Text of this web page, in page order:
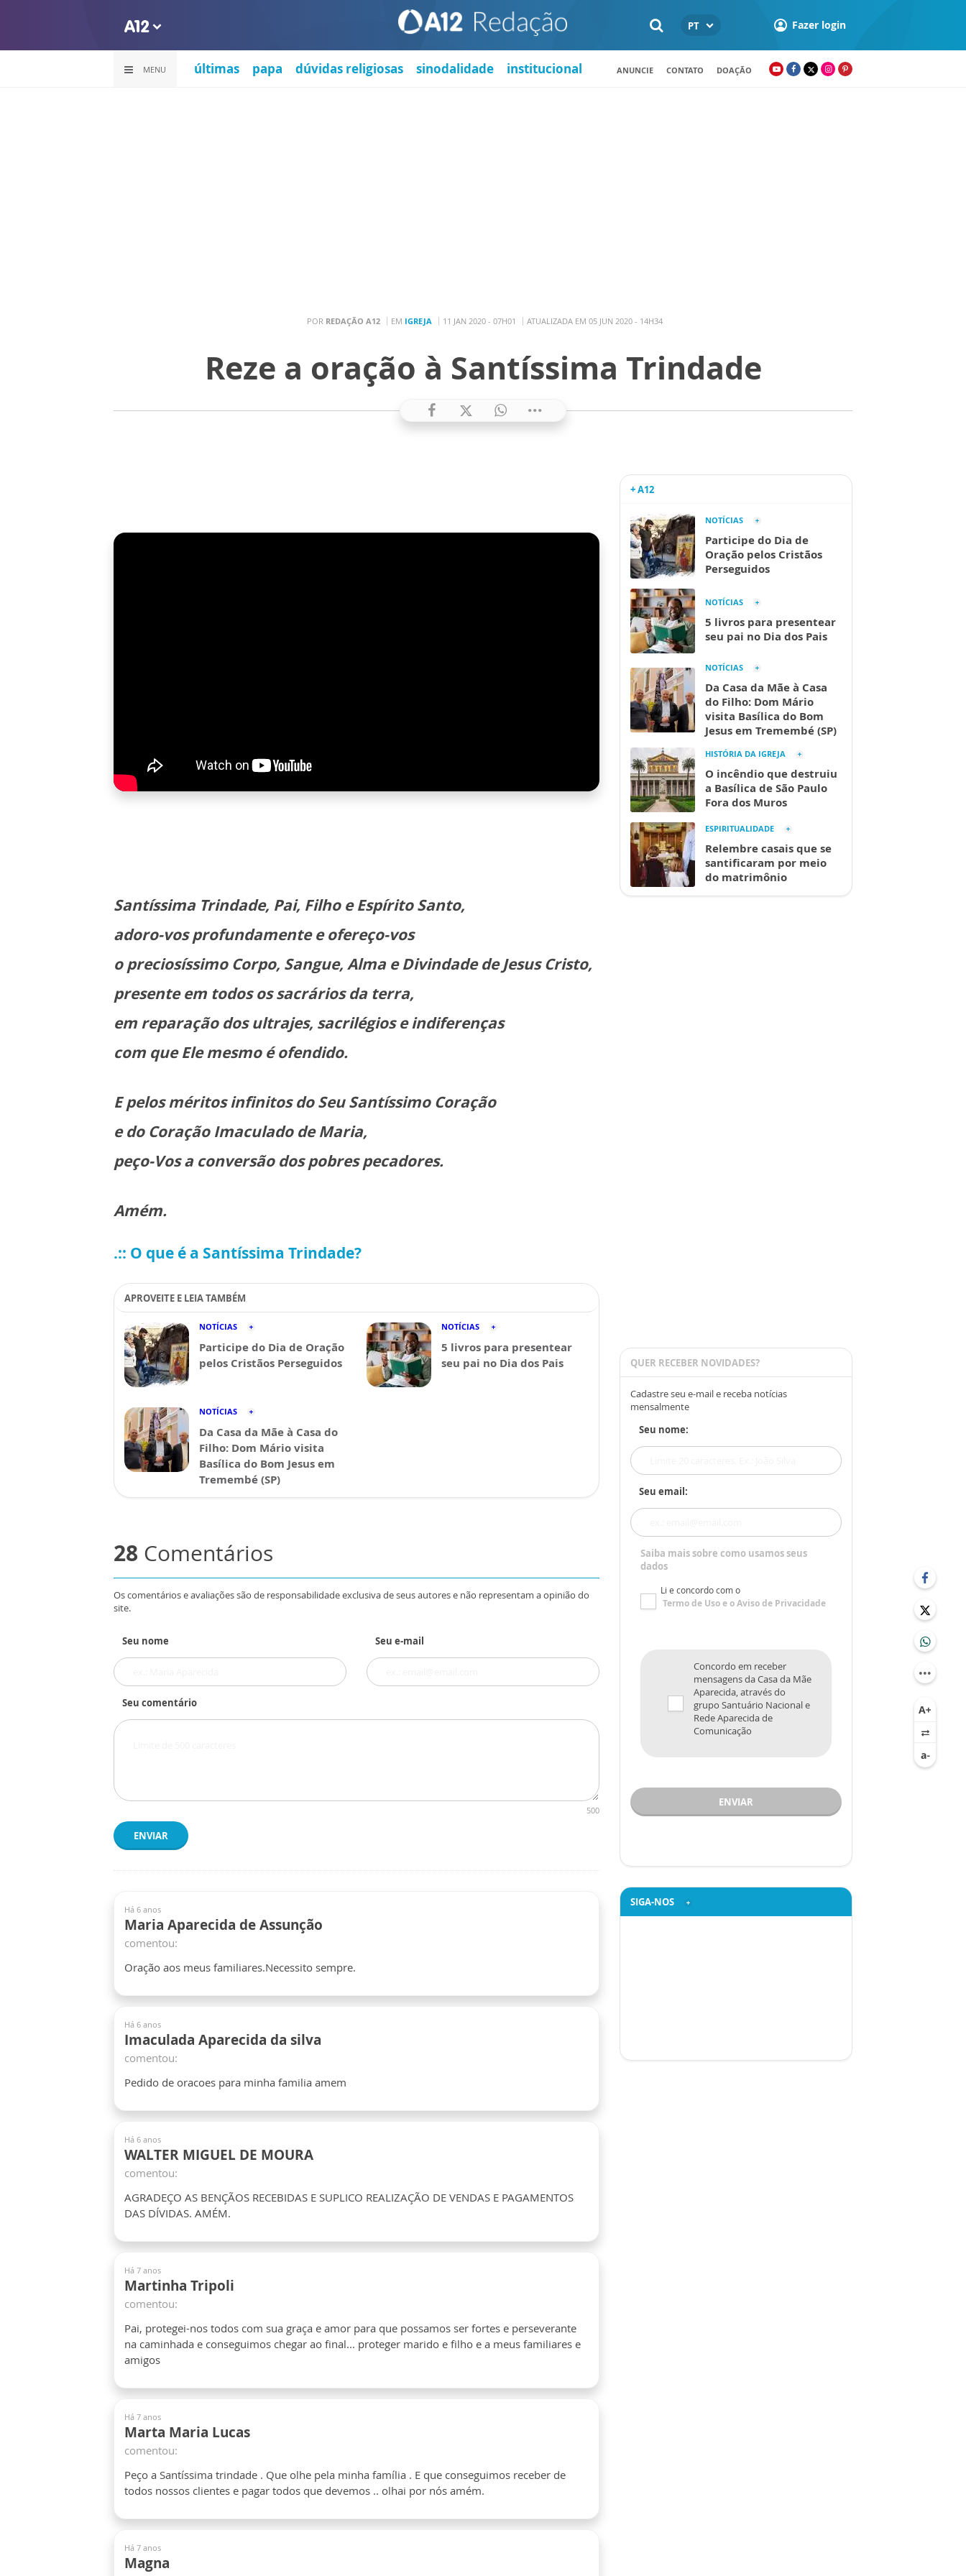
PT Fazer login
MENU últimas papa dúvidas religiosas sinodalidade institucional ANUNCIE CONTATO DOAÇÃO
POR REDAÇÃO A12 EM IGREJA 11 JAN 2020 - 07H01 ATUALIZADA EM 05 JUN 2020 - 14H34
Reze a oração à Santíssima Trindade
Santíssima Trindade, Pai, Filho e Espírito Santo,
adoro-vos profundamentee ofereço-vos
o preciosíssimo Corpo, Sangue, Alma e Divindade de Jesus Cristo,
presente em todos os sacrários da terra,
em reparação dos ultrajes, sacrilégios e indiferenças
com que Ele mesmo é ofendido.
E pelos méritos infinitos do Seu Santíssimo Coração
e do Coração Imaculado de Maria,
peço-Vos a conversão dos pobres pecadores.
Amém.
.:: O que é a Santíssima Trindade?
APROVEITE E LEIA TAMBÉM
NOTÍCIAS
Participe do Dia de Oração
pelos Cristãos Perseguidos
NOTÍCIAS
5 livros para presentear
seu pai no Dia dos Pais
NOTÍCIAS
Da Casa da Mãe à Casa do
Filho: Dom Mário visita
Basílica do Bom Jesus em
Tremembé (SP)
28 Comentários
Os comentários e avaliações são de responsabilidade exclusiva de seus autores e não representam a opinião do
site.
Seu nome Seu e-mail
Seu comentário
500
ENVIAR
Há 6 anos
Maria Aparecida de Assunção
comentou:
Oração aos meus familiares.Necessito sempre.
Há 6 anos
Imaculada Aparecida da silva
comentou:
Pedido de oracoes para minha familia amem
Há 6 anos
WALTER MIGUEL DE MOURA
comentou:
AGRADEÇO AS BENÇÃOS RECEBIDAS E SUPLICO REALIZAÇÃO DE VENDAS E PAGAMENTOS
DAS DÍVIDAS. AMÉM.
Há 7 anos
Martinha Tripoli
comentou:
Pai, protegei-nos todos com sua graça e amor para que possamos ser fortes e perseverante
na caminhada e conseguimos chegar ao final... proteger marido e filho e a meus familiares e
amigos
Há 7 anos
Marta Maria Lucas
comentou:
Peço a Santíssima trindade . Que olhe pela minha família . E que conseguimos receber de
todos nossos clientes e pagar todos que devemos .. olhai por nós amém.
Há 7 anos
Magna
+ A12
NOTÍCIAS
Participe do Dia de
Oração pelos Cristãos
Perseguidos
NOTÍCIAS
5 livros para presentear
seu pai no Dia dos Pais
NOTÍCIAS
Da Casa da Mãe à Casa
do Filho: Dom Mário
visita Basílica do Bom
Jesus em Tremembé (SP)
HISTÓRIA DA IGREJA
O incêndio que destruiu
a Basílica de São Paulo
Fora dos Muros
ESPIRITUALIDADE
Relembre casais que se
santificaram por meio
do matrimônio
QUER RECEBER NOVIDADES?
Cadastre seu e-mail e receba notícias
mensalmente
Seu nome:
Seu email:
Saiba mais sobre como usamos seus
dados
Li e concordo com o
Termo de Usoe oAviso de Privacidade
Concordo em receber
mensagens da Casa da Mãe
Aparecida, através do
grupo Santuário Nacional e
Rede Aparecida de
Comunicação
ENVIAR
SIGA-NOS